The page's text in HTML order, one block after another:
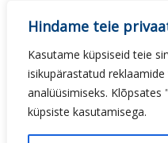
Hindame teie
Kasutame küpsiseid teie
isikupärastatud
analüüsimiseks.
küpsiste kasutamisega.
content